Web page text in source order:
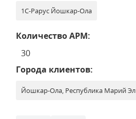
1С-Рарус Йошкар-Ола
Количество АРМ:
30
Города клиентов:
Йошкар-Ола, Республика Марий Эл